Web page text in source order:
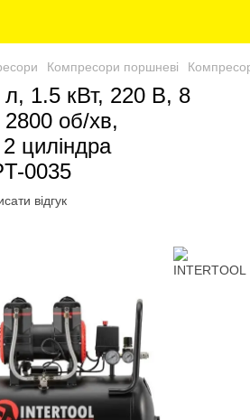
Компресори поршневі
1.5 кВт, 220 В, 8
об/хв,
циліндра
0035
відгук